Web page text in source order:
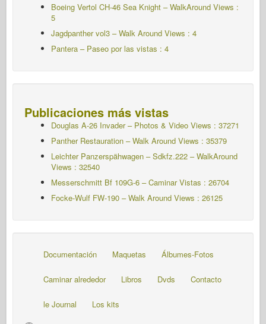
Boeing Vertol CH-46 Sea Knight – WalkAround Views :
5
Jagdpanther vol3 – Walk Around Views : 4
Pantera – Paseo por las vistas : 4
Publicaciones más vistas
Douglas A-26 Invader – Photos & Video Views : 37271
Panther Restauration – Walk Around Views : 35379
Leichter Panzerspähwagen – Sdkfz.222 – WalkAround
Views : 32540
Messerschmitt Bf 109G-6 – CaminarVistas : 26704
Focke-Wulf FW-190 – Walk Around Views : 26125
Documentación Maquetas Álbumes-Fotos
Caminar alrededor Libros Dvds Contacto
le Journal Los kits